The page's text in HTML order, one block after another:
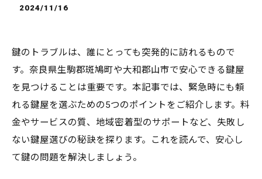
2024/11/16
鍵のトラブルは、誰にとっても突発的に訪れるもので
す。奈良県生駒郡斑鳩町や大和郡山市で安心できる鍵屋
を見つけることは重要です。本記事では、緊急時にも頼
れる鍵屋を選ぶための5つのポイントをご紹介します。料
金やサービスの質、地域密着型のサポートなど、失敗し
ない鍵屋選びの秘訣を探ります。これを読んで、安心し
て鍵の問題を解決しましょう。